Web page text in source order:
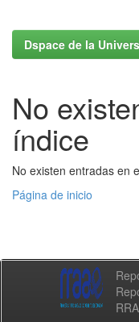
Dspace de la
No
índice
No existen entradas en
Página de inicio